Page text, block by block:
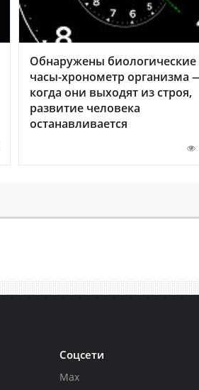
Обнаружены биологические
часы-хронометр организма
когда они выходят из строя,
развитие человека
останавливается
Соцсети
Max